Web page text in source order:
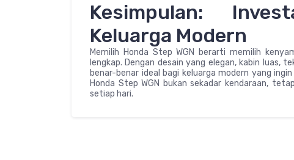
Kesimpulan:
Keluarga Modern
Memilih Honda Step WGN berarti memilih
lengkap. Dengan desain yang elegan, kabin luas,
benar-benar ideal bagi keluarga modern yang
Honda Step WGN bukan sekadar kendaraan,
setiap hari.